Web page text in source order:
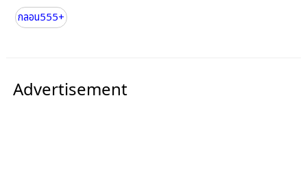
กลอน555+
Advertisement